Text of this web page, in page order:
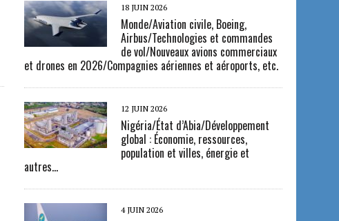
18 JUIN 2026
Monde/Aviation civile, Boeing,
Airbus/Technologies et commandes
de vol/Nouveaux avions commerciaux
et drones en 2026/Compagnies aériennes et aéroports, etc.
12 JUIN 2026
Nigéria/État d’Abia/Développement
global : Économie, ressources,
population et villes, énergie et
autres…
4 JUIN 2026